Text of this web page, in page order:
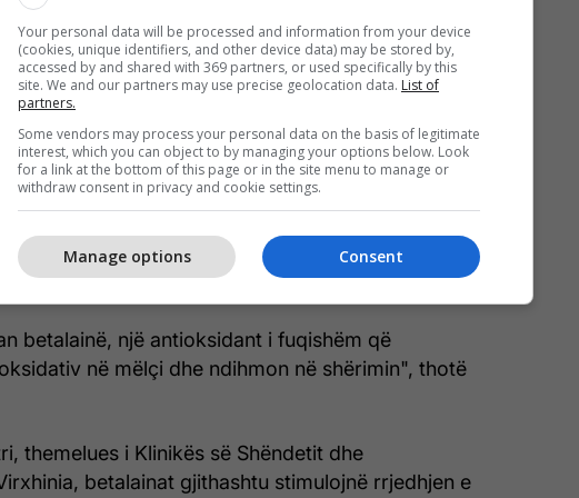
se sulforafani mund të lehtësojë simptomat
yndyrore joalkoolike (NAFLD), dhe për
shtesat ushqyese me bazë brokoli janë
ofrohen nga perime të tjera kryqëzore - të tilla
lulelakra dhe lakra - si dhe zarzavate me gjethe
dhe panxhari zviceran.
betalainë, një antioksidant i fuqishëm që
në mëlçi dhe ndihmon në shërimin", thotë
themelues i Klinikës së Shëndetit dhe
betalainat gjithashtu stimulojnë rrjedhjen e
Your personal data will be processed and information from your device
(cookies, unique identifiers, and other device data) may be stored by,
accessed by and shared with 369 partners, or used specifically by this
site. We and our partners may use precise geolocation data. List of
partners.
Some vendors may process your personal data on the basis of legitimate
interest, which you can object to by managing your options below. Look
for a link at the bottom of this page or in the site menu to manage or
withdraw consent in privacy and cookie settings.
Consent
Manage options